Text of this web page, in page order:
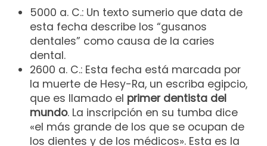
5000 a. C.: Un texto sumerio que data de
esta fecha describe los “gusanos
dentales” como causa de la caries
dental.
2600 a. C.: Esta fecha está marcada por
la muerte de Hesy-Ra, un escriba egipcio,
que es llamado el primer dentista del
mundo. La inscripción en su tumba dice
«el más grande de los que se ocupan de
los dientes y de los médicos». Esta es la